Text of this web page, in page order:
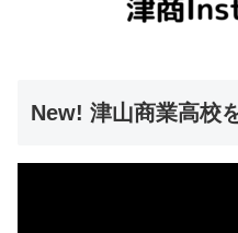
New! 津山商業高校